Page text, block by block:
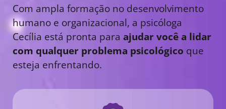
Com ampla formação no desenvolvimento
humano e organizacional, a psicóloga
Cecília está pronta para ajudar você a lidar
com qualquer problema psicológico que
esteja enfrentando.